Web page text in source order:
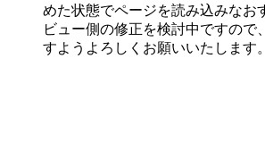
めた状態でページを読み込みなお
ビュー側の修正を検討中ですので
すようよろしくお願いいたします。